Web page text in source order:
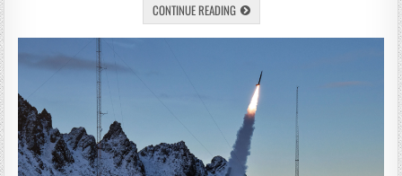
CONTINUE READING